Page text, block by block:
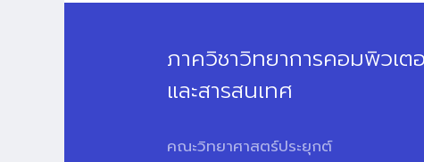
ภาควิชาวิทยาการคอมพิวเต
และสารสนเทศ
คณะวิทยาศาสตร์ประยุกต์